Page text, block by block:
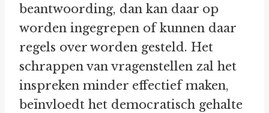
beantwoording, dan kan daar op
worden ingegrepen of kunnen daar
regels over worden gesteld. Het
schrappen van vragenstellen zal het
inspreken minder effectief maken,
beïnvloedt het democratisch gehalte